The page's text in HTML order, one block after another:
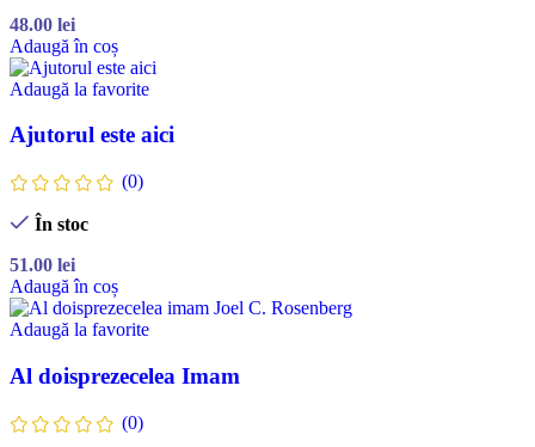
48.00 lei
Adaugă în coș
Adaugă la favorite
Ajutorul este aici
(0)
În stoc
51.00 lei
Adaugă în coș
Adaugă la favorite
Al doisprezecelea Imam
(0)